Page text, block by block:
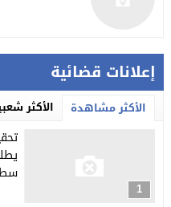
إعلانات قضائية
الأكثر مشاهدة الأكثر
1